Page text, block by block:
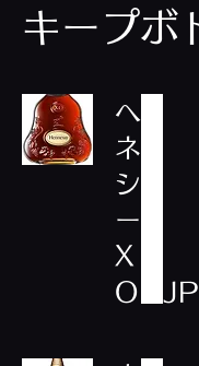
キープボ
ヘ
ネ
シ
ー
X
O